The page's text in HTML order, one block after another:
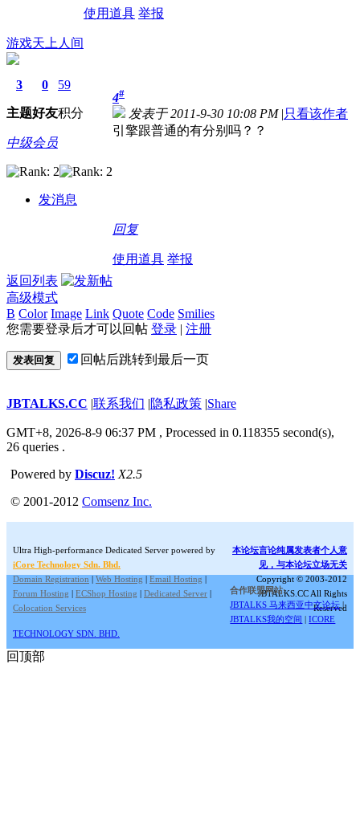
使用道具 举报
游戏天上人间
3
主题
0
好友
59
积分
中级会员
发消息
4#
发表于 2011-9-30 10:08 PM |只看该作者
引擎跟普通的有分别吗？？
回复
使用道具 举报
返回列表
高级模式
B Color Image Link Quote Code Smilies
您需要登录后才可以回帖 登录 | 注册
发表回复 回帖后跳转到最后一页
JBTALKS.CC |联系我们 |隐私政策 |Share
GMT+8, 2026-8-9 06:37 PM , Processed in 0.118355 second(s),
26 queries .
Powered by Discuz! X2.5
© 2001-2012 Comsenz Inc.
Ultra High-performance Dedicated Server powered by
iCore Technology Sdn. Bhd.
Domain Registration | Web Hosting | Email Hosting |
Forum Hosting | ECShop Hosting | Dedicated Server |
Colocation Services
本论坛言论纯属发表者个人意
见，与本论坛立场无关
Copyright © 2003-2012
JBTALKS.CC All Rights
Reserved
合作联盟网站:
JBTALKS 马来西亚中文论坛 |
JBTALKS我的空间 |ICORE
TECHNOLOGY SDN. BHD.
回顶部